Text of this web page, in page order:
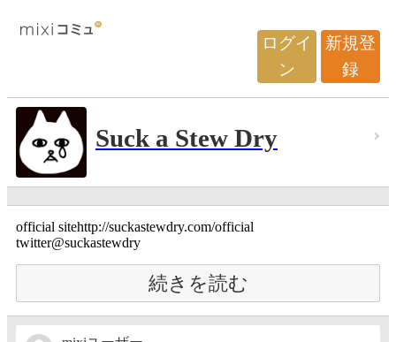
ログイ
ン
新規登
録
Suck a Stew Dry
official sitehttp://suckastewdry.com/official
twitter@suckastewdry
続きを読む